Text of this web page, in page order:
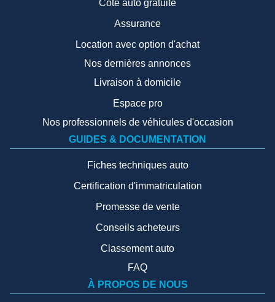
Cote auto gratuite
Assurance
Location avec option d'achat
Nos dernières annonces
Livraison à domicile
Espace pro
Nos professionnels de véhicules d'occasion
GUIDES & DOCUMENTATION
Fiches techniques auto
Certification d'immatriculation
Promesse de vente
Conseils acheteurs
Classement auto
FAQ
À PROPOS DE NOUS